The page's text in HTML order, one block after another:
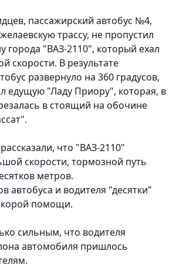
пассажирский автобус №4,
трассу, не пропустил
города "ВАЗ-2110", который ехал
скорости. В результате
развернуло на 360 градусов,
едущую "Ладу Приору", которая, в
в стоящий на обочине
что "ВАЗ-2110"
скорости, тормозной путь
метров.
автобуса и водителя "десятки"
помощи.
сильным, что водителя
автомобиля пришлось